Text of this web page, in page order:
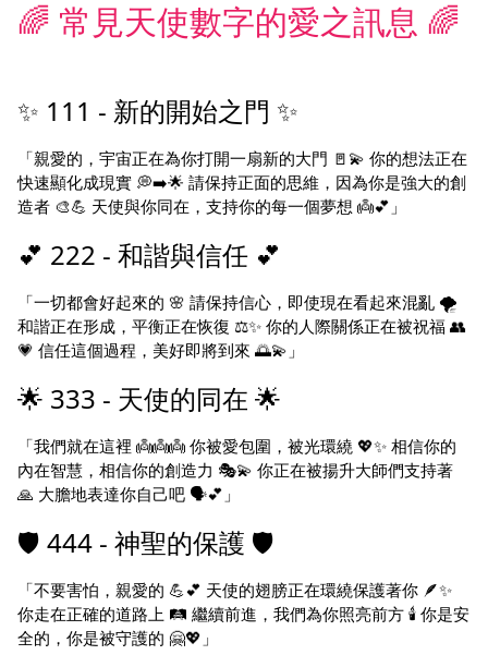
🌈 常見天使數字的愛之訊息 🌈
✨ 111 - 新的開始之門 ✨
「親愛的，宇宙正在為你打開一扇新的大門 🚪💫 你的想法正在
快速顯化成現實 💭➡️🌟 請保持正面的思維，因為你是強大的創
造者 🎨💪 天使與你同在，支持你的每一個夢想 👼💕」
💕 222 - 和諧與信任 💕
「一切都會好起來的 🌸 請保持信心，即使現在看起來混亂 🌪️
和諧正在形成，平衡正在恢復 ⚖️✨ 你的人際關係正在被祝福 👥
💗 信任這個過程，美好即將到來 🌅💫」
🌟 333 - 天使的同在 🌟
「我們就在這裡 👼👼👼 你被愛包圍，被光環繞 💖✨ 相信你的
內在智慧，相信你的創造力 🎭💫 你正在被揚升大師們支持著
🙏 大膽地表達你自己吧 🗣️💕」
🛡️ 444 - 神聖的保護 🛡️
「不要害怕，親愛的 💪💕 天使的翅膀正在環繞保護著你 🪶✨
你走在正確的道路上 🛤️ 繼續前進，我們為你照亮前方 🕯️ 你是安
全的，你是被守護的 🤗💖」